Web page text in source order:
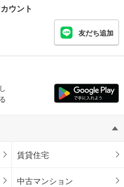
ウント
友だち追加
賃貸住宅
中古マンション